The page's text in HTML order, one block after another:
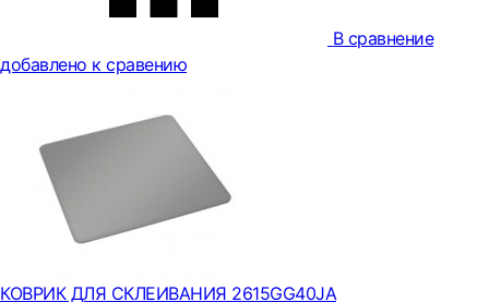
В сравнение
добавлено к сравению
КОВРИК ДЛЯ СКЛЕИВАНИЯ 2615GG40JA